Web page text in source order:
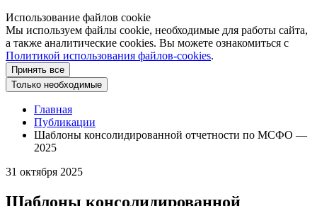
Использование файлов cookie
Мы используем файлы cookie, необходимые для работы сайта,
а также аналитические cookies. Вы можете ознакомиться с
Политикой использования файлов-cookies.
Принять все
Только необходимые
Главная
Публикации
Шаблоны консолидированной отчетности по МСФО —
2025
31 октября 2025
Шаблоны консолидированной